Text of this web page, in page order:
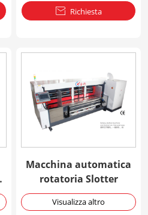
 Richiesta
Macchina automatica
rotatoria Slotter
Visualizza altro